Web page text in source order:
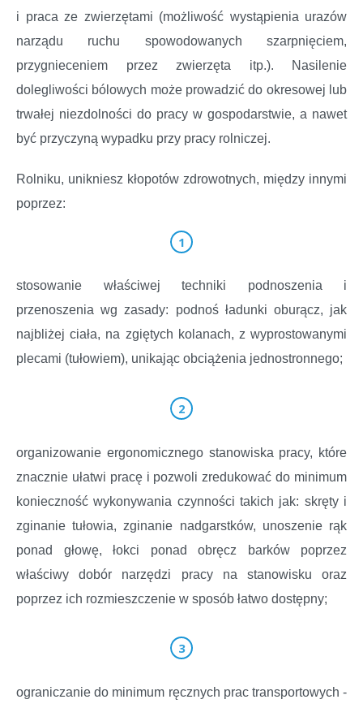
i praca ze zwierzętami (możliwość wystąpienia urazów
narządu ruchu spowodowanych szarpnięciem,
przygnieceniem przez zwierzęta itp.). Nasilenie
dolegliwości bólowych może prowadzić do okresowej lub
trwałej niezdolności do pracy w gospodarstwie, a nawet
być przyczyną wypadku przy pracy rolniczej.
Rolniku, unikniesz kłopotów zdrowotnych, między innymi
poprzez:
stosowanie właściwej techniki podnoszenia i
przenoszenia wg zasady: podnoś ładunki oburącz, jak
najbliżej ciała, na zgiętych kolanach, z wyprostowanymi
plecami (tułowiem), unikając obciążenia jednostronnego;
organizowanie ergonomicznego stanowiska pracy, które
znacznie ułatwi pracę i pozwoli zredukować do minimum
konieczność wykonywania czynności takich jak: skręty i
zginanie tułowia, zginanie nadgarstków, unoszenie rąk
ponad głowę, łokci ponad obręcz barków poprzez
właściwy dobór narzędzi pracy na stanowisku oraz
poprzez ich rozmieszczenie w sposób łatwo dostępny;
ograniczanie do minimum ręcznych prac transportowych -